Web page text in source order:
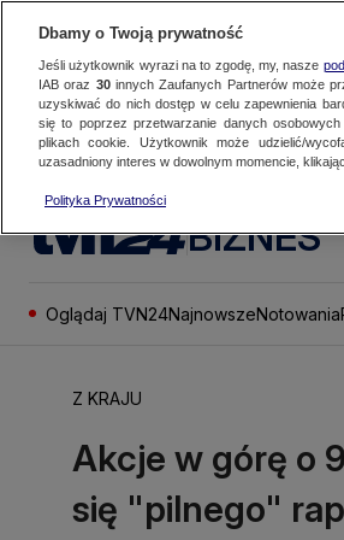
BIZNES
Oglądaj TVN24NajnowszeNotowania
Z KRAJU
Akcje w górę o
się "pilnego"
Dbamy o Twoją prywatność
Jeśli użytkownik wyrazi na to zgodę, my, nasze
IAB oraz 30innych Zaufanych Partnerów może
uzyskiwać do nich dostęp w celu zapewnienia
się to poprzez przetwarzanie danych
plikach cookie. Użytkownik może udzielić/
uzasadniony interes w dowolnym momencie,
Polityka Prywatności